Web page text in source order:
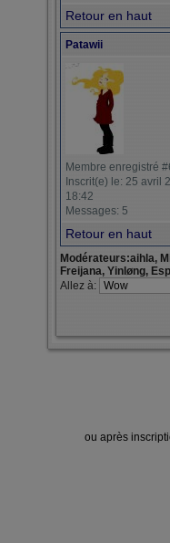
Retour en haut
Patawii
Membre enregistré
Inscrit(e) le: 25 avril
18:42
Messages: 5
Retour en haut
Modérateurs:aihla,
Freijana, Yinløng,
Allez à:
ou après